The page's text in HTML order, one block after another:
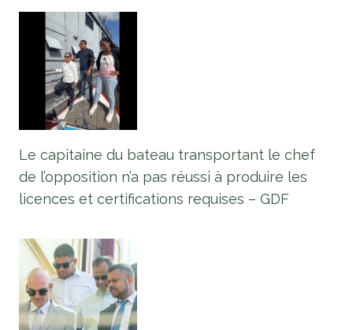
Le capitaine du bateau transportant le chef
de l’opposition n’a pas réussi à produire les
licences et certifications requises – GDF